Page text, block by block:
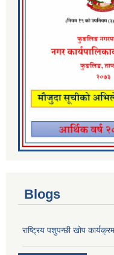
Blogs
राष्ट्रिय पशुपन्छी खोप